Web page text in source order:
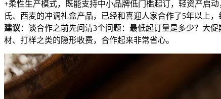
+柔性生产模式，既能支持中小品牌低门槛起订，轻资产启
氏、西麦的冲调礼盒产品，已经和喜迎人家合作了5年以上
建议 ：谈合作之前先问清3个问题：最低起订量是多少？大
材、打样之类的隐形收费，合作起来非常省心。